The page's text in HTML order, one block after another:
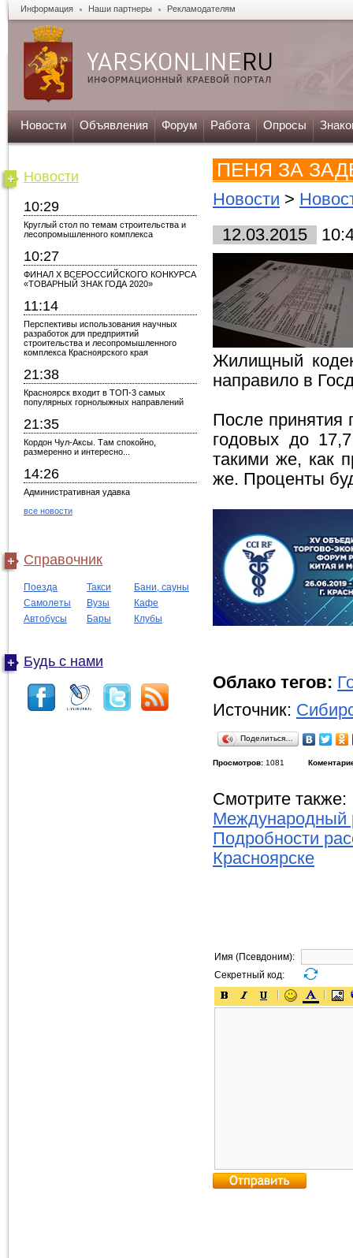
Информация Наши партнеры Рекламодателям
Новости Объявления Форум Работа Опросы
Новости
10:29
Круглый стол по темам строительства и
лесопромышленного комплекса
10:27
ФИНАЛ X ВСЕРОССИЙСКОГО КОНКУРСА
«ТОВАРНЫЙ ЗНАК ГОДА 2020»
11:14
Перспективы использования научных
разработок для предприятий
строительства и лесопромышленного
комплекса Красноярского края
21:38
Красноярск входит в ТОП-3 самых
популярных горнолыжных направлений
21:35
Кордон Чул-Аксы. Там спокойно,
размеренно и интересно...
14:26
Административная удавка
все новости
Справочник
Поезда Такси
Бани, сауны
Самолеты
Вузы
Кафе
Автобусы
Бары Клубы
Будь с нами
ПЕНЯ ЗА
Новости >
12.03.2015
Жилищный
направило в
После принятия
годовых до
такими же, как
же. Проценты
Облако тегов:
Источник:
Поделиться…
Просмотров: 1081
Смотрите также:
Международный
Подробности
Красноярске
Имя (Псевдоним):
Секретный код: